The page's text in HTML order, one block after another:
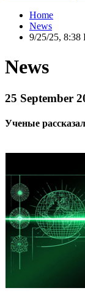
Home
News
9/25/25, 8:38
News
25 September
Ученые